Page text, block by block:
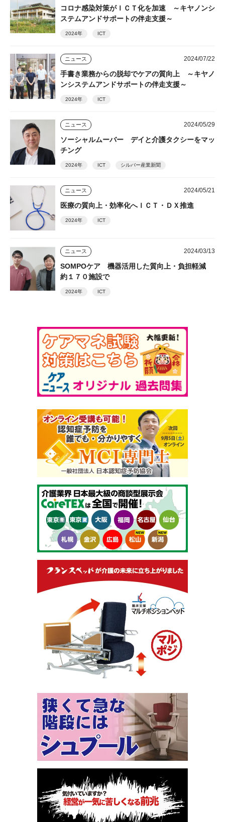
コロナ感染対策がＩＣＴ化を加速 ～キヤノンシ
ステムアンドサポートの伴走支援～
2024年 ICT
ニュース 2024/07/22
手書き業務からの脱却でケアの質向上 ～キヤノ
ンシステムアンドサポートの伴走支援～
2024年 ICT
ニュース 2024/05/29
ソーシャルムーバー デイと介護タクシーをマッ
チング
2024年 ICT シルバー産業新聞
ニュース 2024/05/21
医療の質向上・効率化へＩＣＴ・ＤＸ推進
2024年 ICT
ニュース 2024/03/13
SOMPOケア 機器活用した質向上・負担軽減
約１７０施設で
2024年 ICT